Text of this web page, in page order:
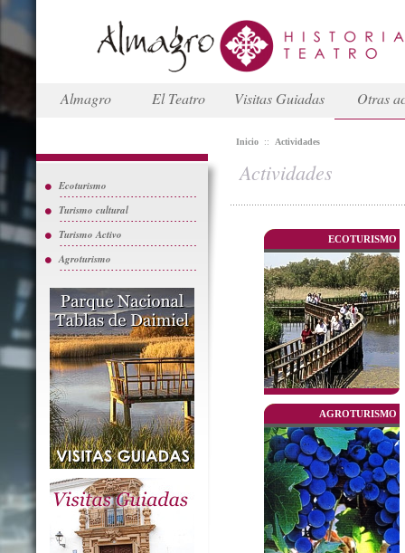
Almagro El Teatro Visitas Guiadas Otras
Ecoturismo
Turismo cultural
Turismo Activo
Agroturismo
Inicio :: Actividades
Actividades
ECOTURISMO
AGROTURISMO